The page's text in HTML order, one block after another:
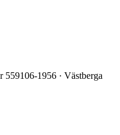
1956 · Västberga